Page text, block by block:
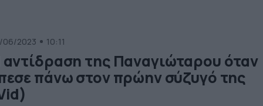
06/2023 10:11
της Παναγιώταρου όταν
πάνω στον πρώην σύζυγό της